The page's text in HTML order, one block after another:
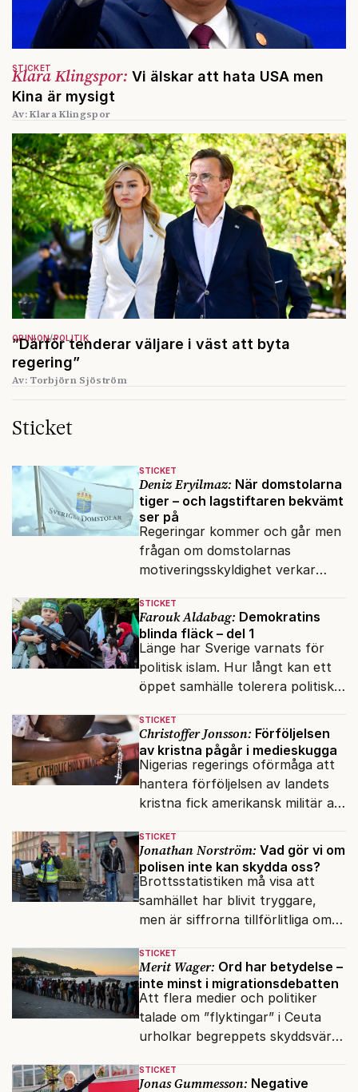
Klara Klingspor: Vi älskar att hata USA men
Kina är mysigt
STICKET
Av: Klara Klingspor
”Därför tenderar väljare i väst att byta
regering”
OPINION POLITIK
Av: Torbjörn Sjöström
Sticket
STICKET
Deniz Eryilmaz: När domstolarna
tiger – och lagstiftaren bekvämt
ser på
Regeringar kommer och går men
frågan om domstolarnas
motiveringsskyldighet verkar
dagordningen.
STICKET
Farouk Aldabag: Demokratins
blinda fläck – del 1
Länge har Sverige varnats för
politisk islam. Hur långt kan ett
öppet samhälle tolerera politiska
inifrån?
STICKET
Christoffer Jonsson: Förföljelsen
av kristna pågår i medieskugga
Nigerias regerings oförmåga att
hantera förföljelsen av landets
kristna fick amerikansk militär att
milisen.
STICKET
Jonathan Norström: Vad gör vi om
polisen inte kan skydda oss?
Brottsstatistiken må visa att
samhället har blivit tryggare,
men är siffrorna tillförlitliga om
anmäla brott?
STICKET
Merit Wager: Ord har betydelse –
inte minst i migrationsdebatten
Att flera medier och politiker
talade om ”flyktingar” i Ceuta
urholkar begreppets skyddsvärde
och förföljelse.
STICKET
Jonas Gummesson: Negative